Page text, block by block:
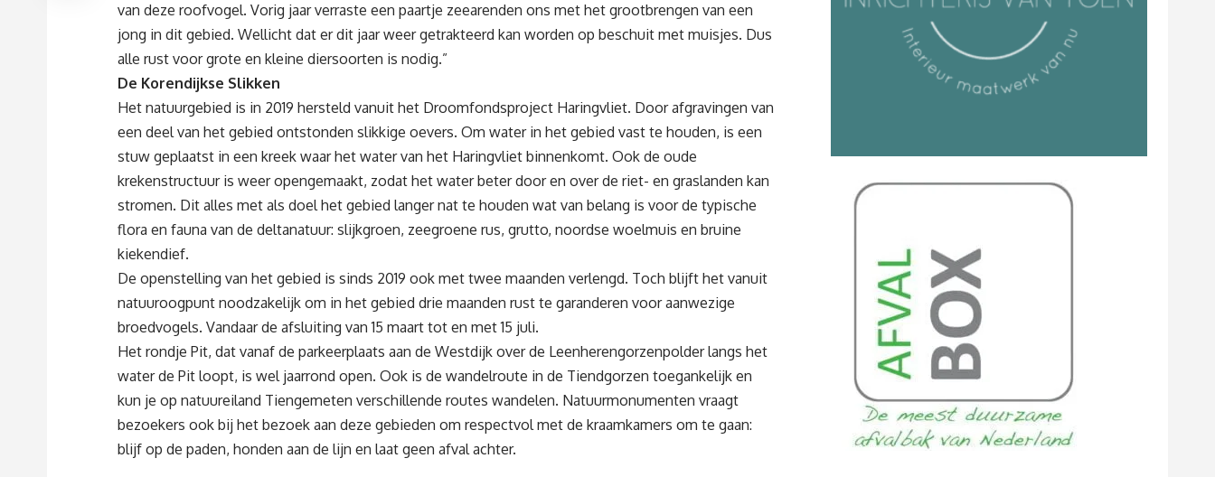
van deze roofvogel. Vorig jaar verraste een paartje zeearenden ons met het grootbrengen van een
jong in dit gebied. Wellicht dat er dit jaar weer getrakteerd kan worden op beschuit met muisjes. Dus
alle rust voor grote en kleine diersoorten is nodig.”
De Korendijkse Slikken
Het natuurgebied is in 2019 hersteld vanuit het Droomfondsproject Haringvliet. Door afgravingen van
een deel van het gebied ontstonden slikkige oevers. Om water in het gebied vast te houden, is een
stuw geplaatst in een kreek waar het water van het Haringvliet binnenkomt. Ook de oude
krekenstructuur is weer opengemaakt, zodat het water beter door en over de riet- en graslanden kan
stromen. Dit alles met als doel het gebied langer nat te houden wat van belang is voor de typische
flora en fauna van de deltanatuur: slijkgroen, zeegroene rus, grutto, noordse woelmuis en bruine
kiekendief.
De openstelling van het gebied is sinds 2019 ook met twee maanden verlengd. Toch blijft het vanuit
natuuroogpunt noodzakelijk om in het gebied drie maanden rust te garanderen voor aanwezige
broedvogels. Vandaar de afsluiting van 15 maart tot en met 15 juli.
Het rondje Pit, dat vanaf de parkeerplaats aan de Westdijk over de Leenherengorzenpolder langs het
water de Pit loopt, is wel jaarrond open. Ook is de wandelroute in de Tiendgorzen toegankelijk en
kun je op natuureiland Tiengemeten verschillende routes wandelen. Natuurmonumenten vraagt
bezoekers ook bij het bezoek aan deze gebieden om respectvol met de kraamkamers om te gaan:
blijf op de paden, honden aan de lijn en laat geen afval achter.